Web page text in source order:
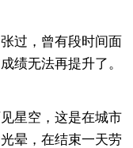
过，曾有段时间面
绩无法再提升了。
星空，这是在城市
晕，在结束一天劳